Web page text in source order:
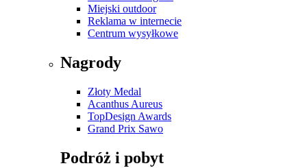
Miejski outdoor
Reklama w internecie
Centrum wysyłkowe
Nagrody
Złoty Medal
Acanthus Aureus
TopDesign Awards
Grand Prix Sawo
Podróż i pobyt